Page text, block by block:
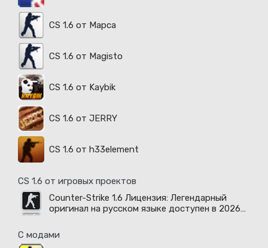
CS 1.6 от Марса
CS 1.6 от Magisto
CS 1.6 от Kaybik
CS 1.6 от JERRY
CS 1.6 от h33element
CS 1.6 от игровых проектов
Counter-Strike 1.6 Лицензия: Легендарный
оригинал на русском языке доступен в 2026
С модами